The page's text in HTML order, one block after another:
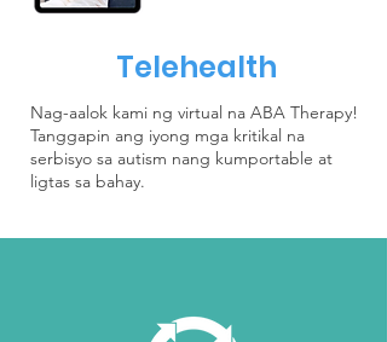
Telehealth
Nag-aalok kami ng virtual na ABA Therapy!
Tanggapin ang iyong mga kritikal na
serbisyo sa autism nang kumportable at
ligtas sa bahay.